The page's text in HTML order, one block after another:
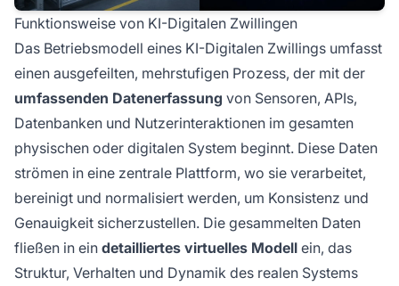
Funktionsweise von KI-Digitalen Zwillingen
Das Betriebsmodell eines KI-Digitalen Zwillings umfasst
einen ausgefeilten, mehrstufigen Prozess, der mit der
umfassenden Datenerfassung von Sensoren, APIs,
Datenbanken und Nutzerinteraktionen im gesamten
physischen oder digitalen System beginnt. Diese Daten
strömen in eine zentrale Plattform, wo sie verarbeitet,
bereinigt und normalisiert werden, um Konsistenz und
Genauigkeit sicherzustellen. Die gesammelten Daten
fließen in ein detailliertes virtuelles Modell ein, das
Struktur, Verhalten und Dynamik des realen Systems